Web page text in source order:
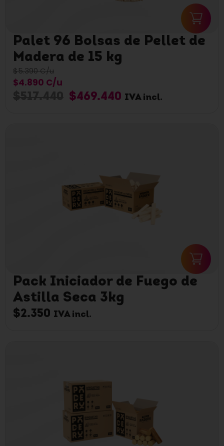
Palet 96 Bolsas de Pellet de
Madera de 15 kg
$5.390 C/u
$4.890 C/u
$469.440 IVA incl.
Pack Iniciador de Fuego de
Astilla Seca 3kg
$2.350 IVA incl.